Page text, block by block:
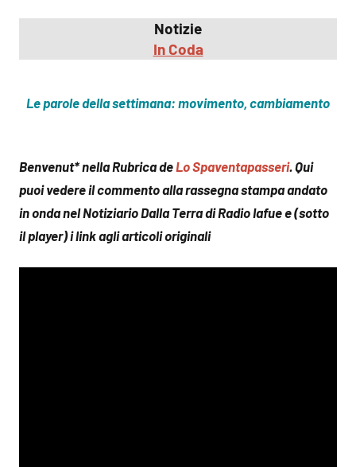
Notizie
In Coda
Le parole della settimana: movimento, cambiamento
Benvenut* nella Rubrica de Lo Spaventapasseri. Qui
puoi vedere il commento alla rassegna stampa andato
in onda nel Notiziario Dalla Terra di Radio Iafue e (sotto
il player) i link agli articoli originali